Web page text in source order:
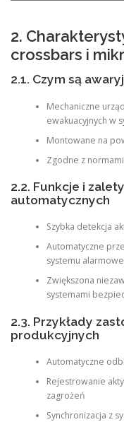
2.
crossbars i
2.1. Czym są
Mechaniczne
ewakuacyjnych w
Montowane na
Zgodne z
2.2. Funkcje i
automatycznych
Szybka detekcja
Automatyczne
systemu
Zwiększona
systemami
2.3. Przykłady
produkcyjnych
Automatyczne
Rejestrowanie
zagrożeń
Synchronizacja z